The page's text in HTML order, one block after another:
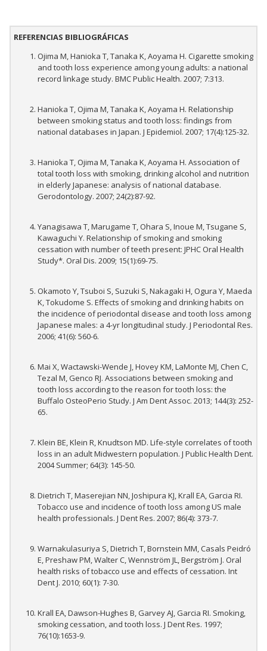
REFERENCIAS BIBLIOGRÁFICAS
Ojima M, Hanioka T, Tanaka K, Aoyama H. Cigarette smoking
and tooth loss experience among young adults: a national
record linkage study. BMC Public Health. 2007; 7:313.
Hanioka T, Ojima M, Tanaka K, Aoyama H. Relationship
between smoking status and tooth loss: findings from
national databases in Japan. J Epidemiol. 2007; 17(4):125-32.
Hanioka T, Ojima M, Tanaka K, Aoyama H. Association of
total tooth loss with smoking, drinking alcohol and nutrition
in elderly Japanese: analysis of national database.
Gerodontology. 2007; 24(2):87-92.
Yanagisawa T, Marugame T, Ohara S, Inoue M, Tsugane S,
Kawaguchi Y. Relationship of smoking and smoking
cessation with number of teeth present: JPHC Oral Health
Study*. Oral Dis. 2009; 15(1):69-75.
Okamoto Y, Tsuboi S, Suzuki S, Nakagaki H, Ogura Y, Maeda
K, Tokudome S. Effects of smoking and drinking habits on
the incidence of periodontal disease and tooth loss among
Japanese males: a 4-yr longitudinal study. J Periodontal Res.
2006; 41(6): 560-6.
Mai X, Wactawski-Wende J, Hovey KM, LaMonte MJ, Chen C,
Tezal M, Genco RJ. Associations between smoking and
tooth loss according to the reason for tooth loss: the
Buffalo OsteoPerio Study. J Am Dent Assoc. 2013; 144(3): 252-
65.
Klein BE, Klein R, Knudtson MD. Life-style correlates of tooth
loss in an adult Midwestern population. J Public Health Dent.
2004 Summer; 64(3): 145-50.
Dietrich T, Maserejian NN, Joshipura KJ, Krall EA, Garcia RI.
Tobacco use and incidence of tooth loss among US male
health professionals. J Dent Res. 2007; 86(4): 373-7.
Warnakulasuriya S, Dietrich T, Bornstein MM, Casals Peidró
E, Preshaw PM, Walter C, Wennström JL, Bergström J. Oral
health risks of tobacco use and effects of cessation. Int
Dent J. 2010; 60(1): 7-30.
Krall EA, Dawson-Hughes B, Garvey AJ, Garcia RI. Smoking,
smoking cessation, and tooth loss. J Dent Res. 1997;
76(10):1653-9.